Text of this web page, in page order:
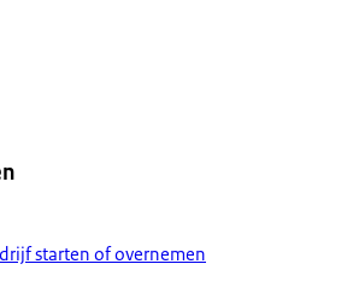
starten of overnemen